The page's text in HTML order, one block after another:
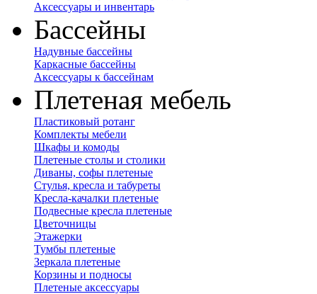
Аксессуары и инвентарь
Бассейны
Надувные бассейны
Каркасные бассейны
Аксессуары к бассейнам
Плетеная мебель
Пластиковый ротанг
Комплекты мебели
Шкафы и комоды
Плетеные столы и столики
Диваны, софы плетеные
Стулья, кресла и табуреты
Кресла-качалки плетеные
Подвесные кресла плетеные
Цветочницы
Этажерки
Тумбы плетеные
Зеркала плетеные
Корзины и подносы
Плетеные аксессуары